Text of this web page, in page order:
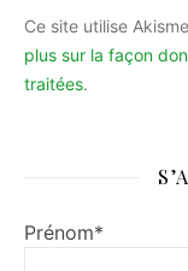
Ce site utilise
plus sur la façon
traitées.
Prénom*